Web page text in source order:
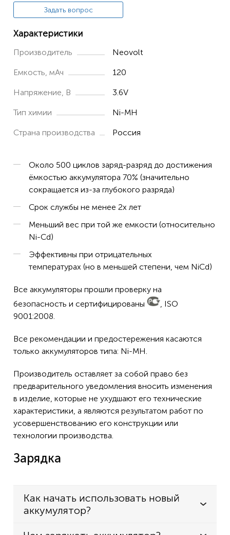
Задать вопрос
Характеристики
Производитель Neovolt
Емкость, мАч 120
Напряжение, В 3.6V
Тип химии Ni-MH
Страна производства Россия
Около 500 циклов заряд-разряд до достижения
ёмкостью аккумулятора 70% (значительно
сокращается из-за глубокого разряда)
Срок службы не менее 2х лет
Меньший вес при той же емкости (относительно
Ni-Cd)
Эффективны при отрицательных
температурах (но в меньшей степени, чем NiCd)
Все аккумуляторы прошли проверку на
безопасность и сертифицированы
, ISO
9001:2008.
Все рекомендации и предостережения касаются
только аккумуляторов типа: Ni-MH.
Производитель оставляет за собой право без
предварительного уведомления вносить изменения
в изделие, которые не ухудшают его технические
характеристики, а являются результатом работ по
усовершенствованию его конструкции или
технологии производства.
Зарядка
Как начать использовать новый
аккумулятор?